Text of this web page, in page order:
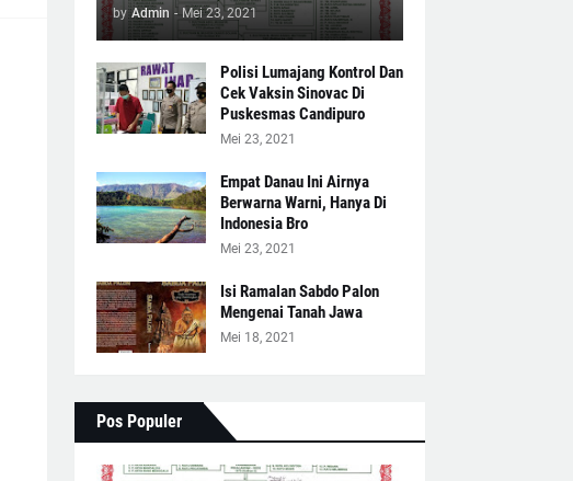
by Admin - Mei 23, 2021
Polisi Lumajang Kontrol Dan
Cek Vaksin Sinovac Di
Puskesmas Candipuro
Mei 23, 2021
Empat Danau Ini Airnya
Berwarna Warni, Hanya Di
Indonesia Bro
Mei 23, 2021
Isi Ramalan Sabdo Palon
Mengenai Tanah Jawa
Mei 18, 2021
Pos Populer